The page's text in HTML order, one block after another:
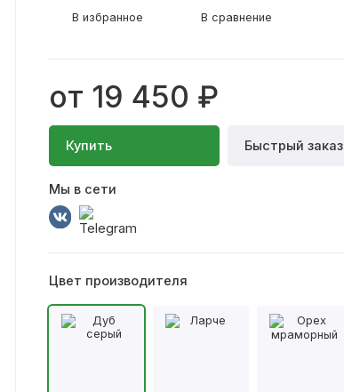
от 19 450 ₽
Купить Быстрый заказ
Мы в сети
В избранное В сравнение
Цвет производителя